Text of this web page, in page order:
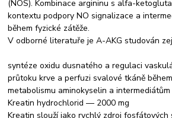
(NOS). Kombinace argininu s alfa-
kontextu podpory NO signalizace a
během fyzické zátěže.
V odborné literatuře je A-AKG studován
syntéze oxidu dusnatého a regulaci
průtoku krve a perfuzi svalové tkáně
metabolismu aminokyselin a
Kreatin hydrochlorid — 2000 mg
Kreatin slouží jako rychlý zdroj fosfátových